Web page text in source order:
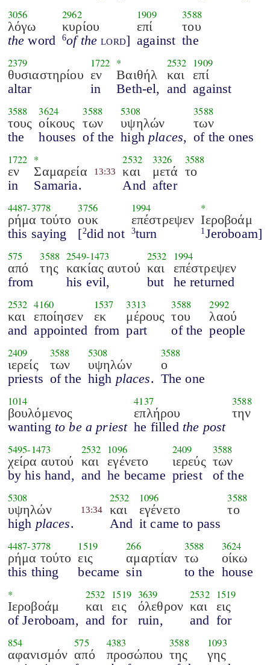
3056
λόγω
the word
2962
κυρίου
6of the lord]
1909
επί
against
3588
του
the
2379
θυσιαστηρίου
altar
1722
εν
in
*
Βαιθήλ
Beth-el,
2532
και
and
1909
επί
against
3588
τους
the
3624
οίκους
houses
3588
των
of the
5308
υψηλών
high places,
3588
των
of the ones
1722
εν
in
*
Σαμαρεία
Samaria.
13:33
2532
και
And
3326
μετά
after
3588
το
4487-3778
ρήμα τούτο
this saying
3756
ουκ
[2did not
1994
επέστρεψεν
3turn
*
Ιεροβοάμ
1 Jeroboam]
575
από
from
3588
της
2549-1473
κακίας αυτού
his evil,
2532
και
but
1994
επέστρεψεν
he returned
2532
και
and
4160
εποίησεν
appointed
1537
εκ
from
3313
μέρους
part
3588
του
of the
2992
λαού
people
2409
ιερείς
priests
3588
των
of the
5308
υψηλών
high places.
3588
ο
The one
1014
βουλόμενος
wanting to be a priest
4137
επλήρου
he filled the post
3588
την
5495-1473
χείρα αυτού
by his hand,
2532
και
and
1096
εγένετο
he became
2409
ιερεύς
priest
3588
των
of the
5308
υψηλών
high places.
13:34
2532
και
And
1096
εγένετο
it came to pass
3588
το
4487-3778
ρήμα τούτο
this thing
1519
εις
became
266
αμαρτίαν
sin
3588
τω
to the
3624
οίκω
house
*
Ιεροβοάμ
of Jeroboam,
2532
και
and
1519
εις
for
3639
όλεθρον
ruin,
2532
και
and
1519
εις
for
854
αφανισμόν
575
από
4383
προσώπου
3588
της
1093
γης